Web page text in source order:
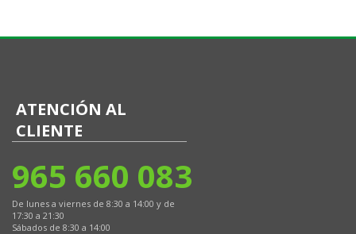
ATENCIÓN AL
CLIENTE
965 660 083
De lunes a viernes de 8:30 a 14:00 y de
17:30 a 21:30
Sábados de 8:30 a 14:00